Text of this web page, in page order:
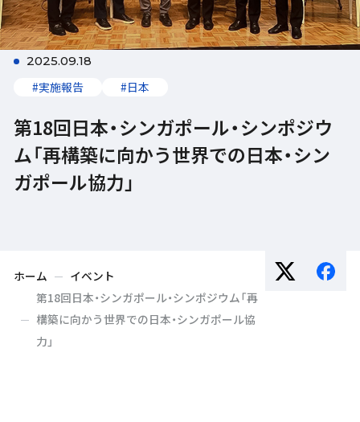
2025.09.18
#実施報告 #日本
第18回日本・シンガポール・シンポジウ
ム「再構築に向かう世界での日本・シン
ガポール協力」
ホーム
イベント
第18回日本・シンガポール・シンポジウム「再
構築に向かう世界での日本・シンガポール協
力」